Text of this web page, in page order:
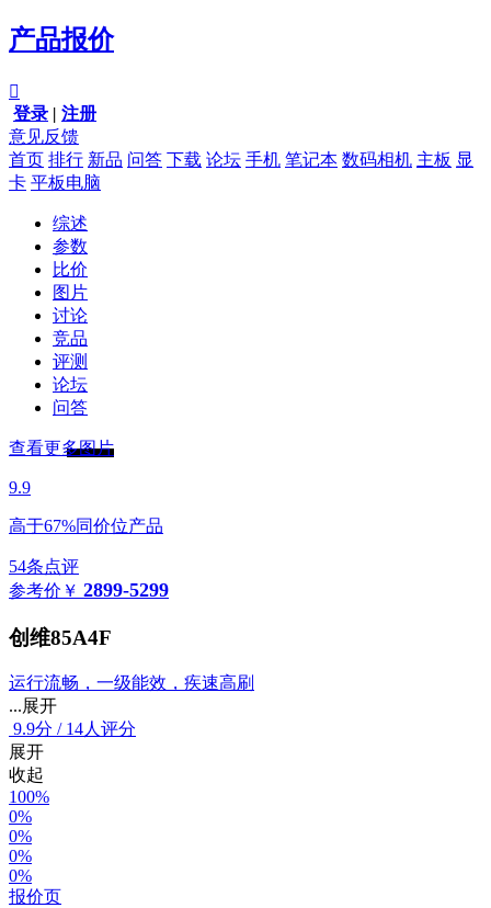
产品报价

登录 | 注册
意见反馈
首页 排行 新品 问答 下载 论坛 手机 笔记本 数码相机 主板 显
卡 平板电脑
综述
参数
比价
图片
讨论
竞品
评测
论坛
问答
查看更多图片
9.9
高于67%同价位产品
54条点评
参考价 ￥ 2899-5299
创维85A4F
运行流畅，一级能效，疾速高刷
...展开
9.9分 / 14人评分
展开
收起
100%
0%
0%
0%
0%
报价页